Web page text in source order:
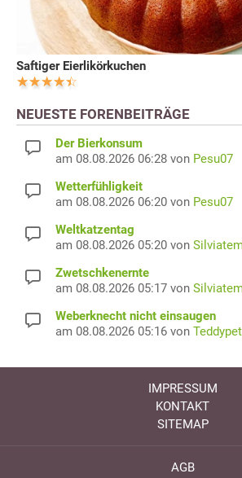
Saftiger Eierlikörkuchen
NEUESTE FORENBEITRÄGE
Der Bierkonsum
am 08.08.2026 06:28 von Pesu07
Wetterfühligkeit
am 08.08.2026 06:20 von Pesu07
Weltkatzentag
am 08.08.2026 05:20 von
Zwetschkenernte
am 08.08.2026 05:17 von
Weberknecht nicht einsaugen
am 08.08.2026 05:16 von
IMPRESSUM
KONTAKT
SITEMAP
AGB